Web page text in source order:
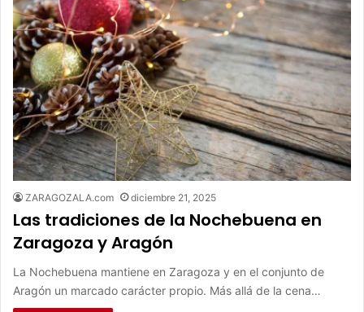
ZARAGOZALA.com diciembre 21, 2025
Las tradiciones de la Nochebuena en
Zaragoza y Aragón
La Nochebuena mantiene en Zaragoza y en el conjunto de
Aragón un marcado carácter propio. Más allá de la cena…